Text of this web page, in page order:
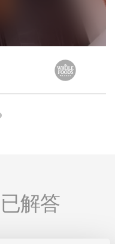
已解答